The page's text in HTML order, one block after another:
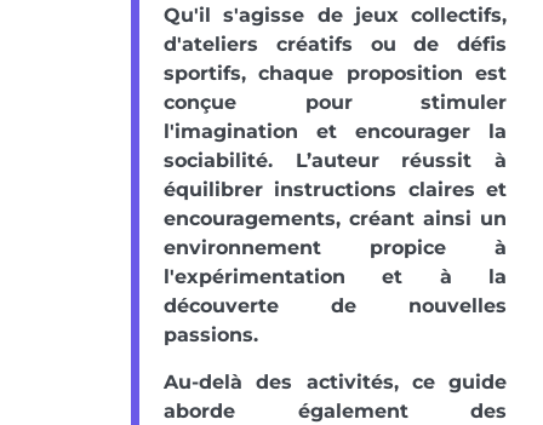
Qu'il s'agisse de jeux collectifs,
d'ateliers créatifs ou de défis
sportifs, chaque proposition est
conçue pour stimuler
l'imagination et encourager la
sociabilité. L’auteur réussit à
équilibrer instructions claires et
encouragements, créant ainsi un
environnement propice à
l'expérimentation et à la
découverte de nouvelles
passions.
Au-delà des activités, ce guide
aborde également des